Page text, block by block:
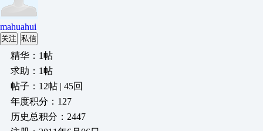
mahuahui
关注 私信
精华：1帖
求助：1帖
帖子：12帖 | 45回
年度积分：127
历史总积分：2447